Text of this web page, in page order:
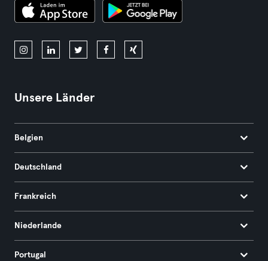
Unsere Länder
Belgien
Deutschland
Frankreich
Niederlande
Portugal